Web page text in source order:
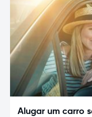
Alugar um carro